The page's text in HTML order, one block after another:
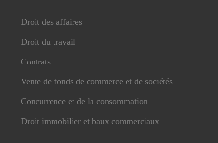
Droit des affaires
Droit du travail
Contrats
Vente de fonds de commerce et de sociétés
Concurrence et de la consommation
Droit immobilier et baux commerciaux